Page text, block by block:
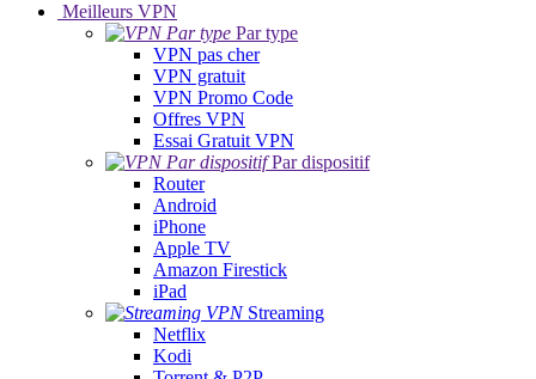
Meilleurs VPN
Par type
VPN pas cher
VPN gratuit
VPN Promo Code
Offres VPN
Essai Gratuit VPN
Par dispositif
Router
Android
iPhone
Apple TV
Amazon Firestick
iPad
Streaming
Netflix
Kodi